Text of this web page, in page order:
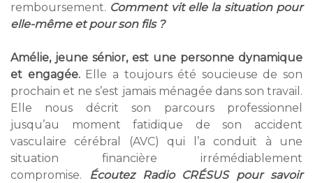
remboursement. Comment vit elle la situation pour
elle-même et pour son fils ?
Amélie, jeune sénior, est une personne dynamique
et engagée. Elle a toujours été soucieuse de son
prochain et ne s’est jamais ménagée dans son travail.
Elle nous décrit son parcours professionnel
jusqu’au moment fatidique de son accident
vasculaire cérébral (AVC) qui l’a conduit à une
situation financière irrémédiablement
compromise.
Écoutez Radio CRÉSUS pour savoir